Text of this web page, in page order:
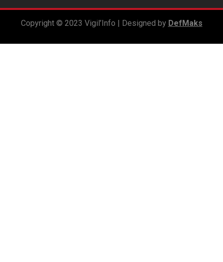
Copyright © 2023 Vigil’Info | Designed by DefMaks